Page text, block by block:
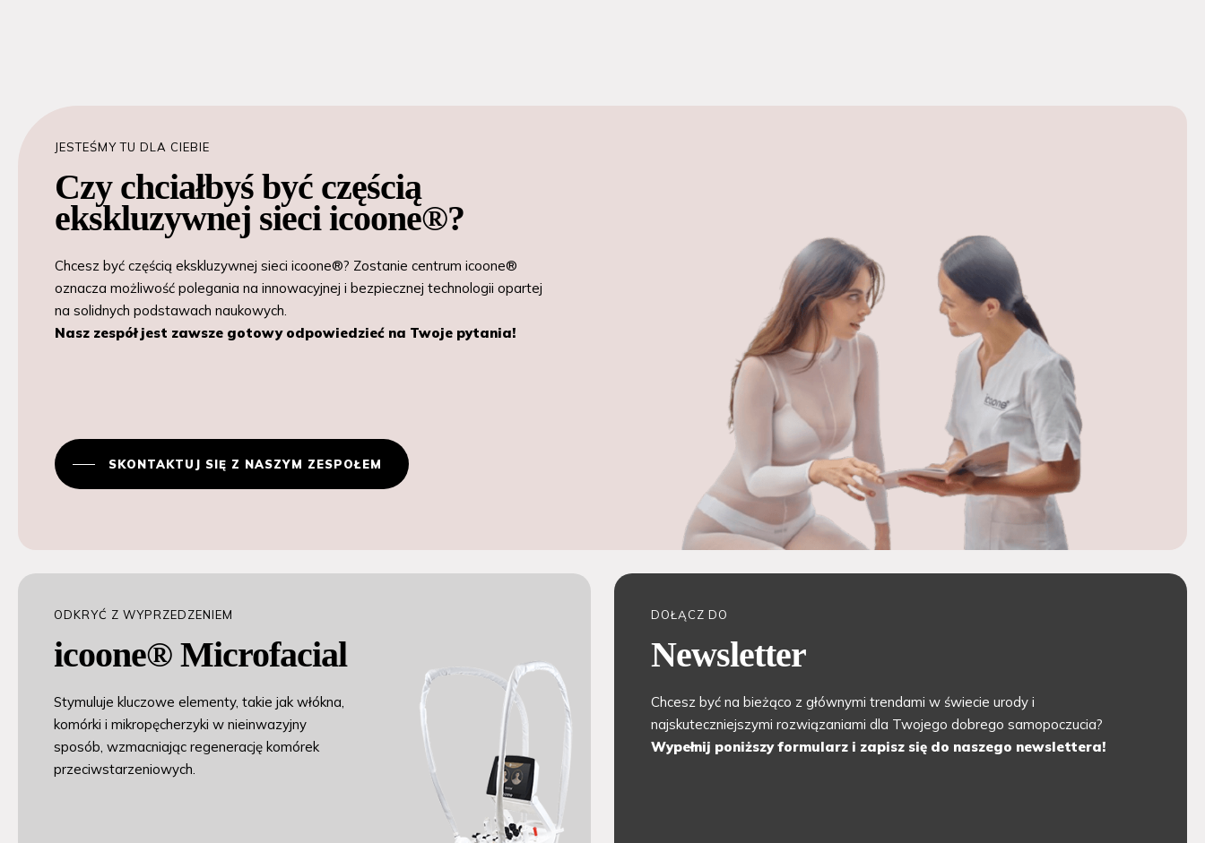
JESTEŚMY TU DLA CIEBIE
Czy chciałbyś być częścią
ekskluzywnej sieci icoone®?
Chcesz być częścią ekskluzywnej sieci icoone®? Zostanie centrum icoone®
oznacza możliwość polegania na innowacyjnej i bezpiecznej technologii opartej
na solidnych podstawach naukowych.
Nasz zespół jest zawsze gotowy odpowiedzieć na Twoje pytania!
SKONTAKTUJ SIĘ Z NASZYM ZESPOŁEM
ODKRYĆ Z WYPRZEDZENIEM
icoone® Microfacial
Stymuluje kluczowe elementy, takie jak włókna,
komórki i mikropęcherzyki w nieinwazyjny
sposób, wzmacniając regenerację komórek
przeciwstarzeniowych.
DOŁĄCZ DO
Newsletter
Chcesz być na bieżąco z głównymi trendami w świecie urody i
najskuteczniejszymi rozwiązaniami dla Twojego dobrego samopoczucia?
Wypełnij poniższy formularz i zapisz się do naszego newslettera!